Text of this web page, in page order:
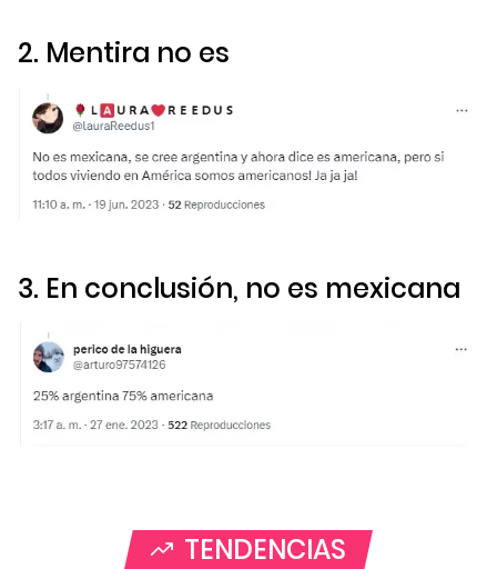
2. Mentira no es
3. En conclusión, no es mexicana
TENDENCIAS